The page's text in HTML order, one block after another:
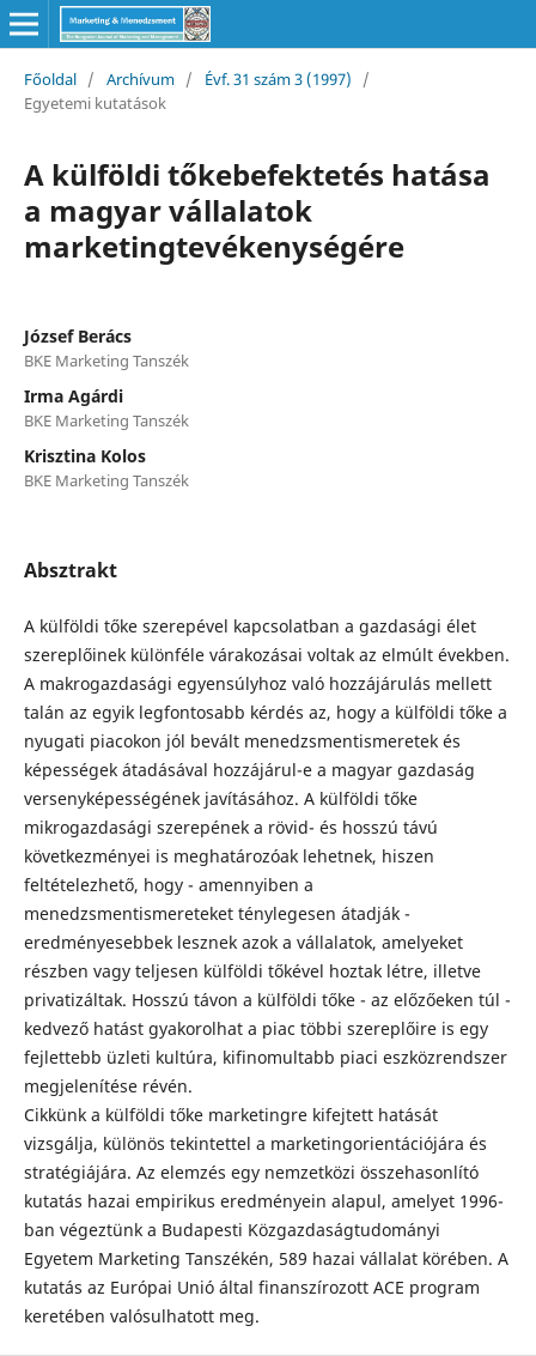
Főoldal / Archívum / Évf. 31 szám 3 (1997)
/
Egyetemi kutatások
A külföldi tőkebefektetés hatása
a magyar vállalatok
marketingtevékenységére
József Berács
BKE Marketing Tanszék
Irma Agárdi
BKE Marketing Tanszék
Krisztina Kolos
BKE Marketing Tanszék
Absztrakt
A külföldi tőke szerepével kapcsolatban a gazdasági élet
szereplőinek különféle várakozásai voltak az elmúlt években.
A makrogazdasági egyensúlyhoz való hozzájárulás mellett
talán az egyik legfontosabb kérdés az, hogy a külföldi tőke a
nyugati piacokon jól bevált menedzsmentismeretek és
képességek átadásával hozzájárul-e a magyar gazdaság
versenyképességének javításához. A külföldi tőke
mikrogazdasági szerepének a rövid- és hosszú távú
következményei is meghatározóak lehetnek, hiszen
feltételezhető, hogy - amennyiben a
menedzsmentismereteket ténylegesen átadják -
eredményesebbek lesznek azok a vállalatok, amelyeket
részben vagy teljesen külföldi tőkével hoztak létre, illetve
privatizáltak. Hosszú távon a külföldi tőke - az előzőeken túl -
kedvező hatást gyakorolhat a piac többi szereplőire is egy
fejlettebb üzleti kultúra, kifinomultabb piaci eszközrendszer
megjelenítése révén.
Cikkünk a külföldi tőke marketingre kifejtett hatását
vizsgálja, különös tekintettel a marketingorientációjára és
stratégiájára. Az elemzés egy nemzetközi összehasonlító
kutatás hazai empirikus eredményein alapul, amelyet 1996-
ban végeztünk a Budapesti Közgazdaságtudományi
Egyetem Marketing Tanszékén, 589 hazai vállalat körében. A
kutatás az Európai Unió által finanszírozott ACE program
keretében valósulhatott meg.